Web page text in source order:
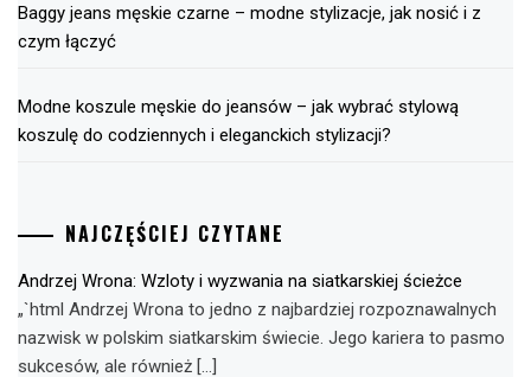
Baggy jeans męskie czarne – modne stylizacje, jak nosić i z
czym łączyć
Modne koszule męskie do jeansów – jak wybrać stylową
koszulę do codziennych i eleganckich stylizacji?
NAJCZĘŚCIEJ CZYTANE
Andrzej Wrona: Wzloty i wyzwania na siatkarskiej ścieżce
„`html Andrzej Wrona to jedno z najbardziej rozpoznawalnych
nazwisk w polskim siatkarskim świecie. Jego kariera to pasmo
sukcesów, ale również […]